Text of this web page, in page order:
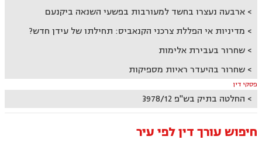
ארבעה נעצרו בחשד למעורבות בפשעי השנאה ביקנעם
מדיניות אי הפללת צרכני הקנאביס: תחילתו של עידן חדש?
שחרור בעבירת אלימות
שחרור בהיעדר ראיות מספיקות
פסקי דין
החלטה בתיק בש"פ 3978/12
חיפוש עורך דין לפי עיר